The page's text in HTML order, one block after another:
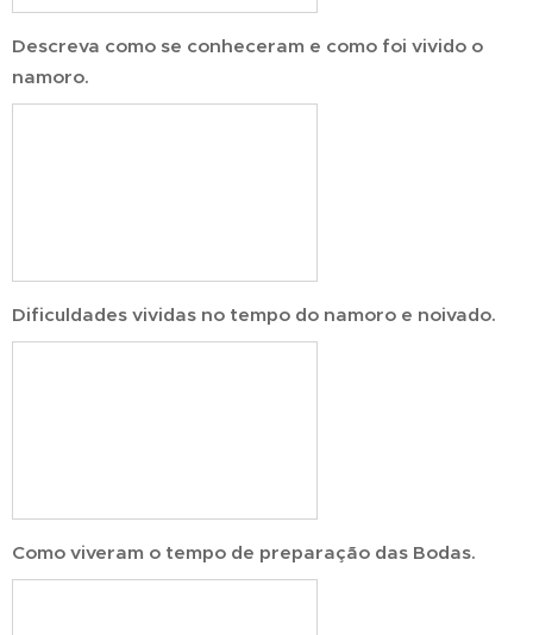
Descreva como se conheceram e como foi vivido o
namoro.
Dificuldades vividas no tempo do namoro e noivado.
Como viveram o tempo de preparação das Bodas.